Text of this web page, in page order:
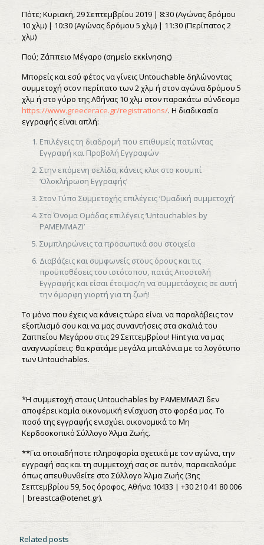
Πότε; Κυριακή, 29 Σεπτεμβρίου 2019 | 8:30 (Αγώνας δρόμου
10 χλμ) | 10:30 (Αγώνας δρόμου 5 χλμ) | 11:30 (Περίπατος 2
χλμ)
Πού; Ζάππειο Μέγαρο (σημείο εκκίνησης)
Μπορείς και εσύ φέτος να γίνεις Untouchable δηλώνοντας
συμμετοχή στον περίπατο των 2 χλμ ή στον αγώνα δρόμου 5
χλμ ή στο γύρο της Αθήνας 10 χλμ στον παρακάτω σύνδεσμο
https://www.greecerace.gr/registrations/. Η διαδικασία
εγγραφής είναι απλή:
Επιλέγεις τη διαδρομή που επιθυμείς πατώντας
Εγγραφή και Προβολή Εγγραφών
Στην επόμενη σελίδα, κάνεις κλικ στο κουμπί
‘Ολοκλήρωση Εγγραφής’
Στον Τύπο Συμμετοχής επιλέγεις ‘Ομαδική συμμετοχή’
Στο Όνομα Ομάδας επιλέγεις ‘Untouchables by
PAMEMMAZI’
Συμπληρώνεις τα προσωπικά σου στοιχεία
Διαβάζεις και συμφωνείς στους όρους και τις
προϋποθέσεις του ιστότοπου, πατάς Αποστολή
Εγγραφής και είσαι έτοιμος/η να συμμετάσχεις σε αυτή
την όμορφη γιορτή για τη ζωή!
Το μόνο που έχεις να κάνεις τώρα είναι να παραλάβεις τον
εξοπλισμό σου και να μας συναντήσεις στα σκαλιά του
Ζαππείου Μεγάρου στις 29 Σεπτεμβρίου! Hint για να μας
αναγνωρίσεις: θα κρατάμε μεγάλα μπαλόνια με το λογότυπο
των Untouchables.
*Η συμμετοχή στους Untouchables by PAMEMMAZI δεν
αποφέρει καμία οικονομική ενίσχυση στο φορέα μας. Το
ποσό της εγγραφής ενισχύει οικονομικά το Μη
Κερδοσκοπικό Σύλλογο Άλμα Ζωής.
**Για οποιαδήποτε πληροφορία σχετικά με τον αγώνα, την
εγγραφή σας και τη συμμετοχή σας σε αυτόν, παρακαλούμε
όπως απευθυνθείτε στο Σύλλογο Άλμα Ζωής (3ης
Σεπτεμβρίου 59, 5ος όροφος, Αθήνα 10433 | +30 210 41 80 006
| breastca@otenet.gr).
Related posts